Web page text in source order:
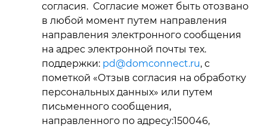
согласия. Согласие может быть отозвано
в любой момент путем направления
направления электронного сообщения
на адрес электронной почты тех.
поддержки: pd@domconnect.ru, с
пометкой «Отзыв согласия на обработку
персональных данных» или путем
письменного сообщения,
направленного по адресу:150046,